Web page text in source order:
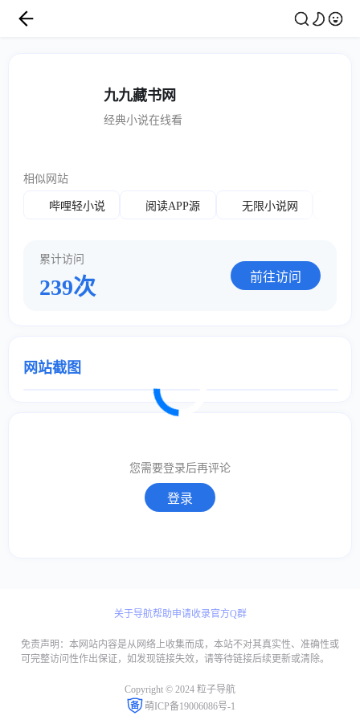
九九藏书网
经典小说在线看
相似网站
哔哩轻小说 阅读APP源 无限小说网
累计访问
239次 前往访问
网站截图
您需要登录后再评论
登录
关于导航帮助申请收录官方Q群
免责声明：本网站内容是从网络上收集而成，本站不对其真实性、准确性或
可完整访问性作出保证，如发现链接失效，请等待链接后续更新或清除。
Copyright © 2024 粒子导航
萌ICP备19006086号-1
取消 回复